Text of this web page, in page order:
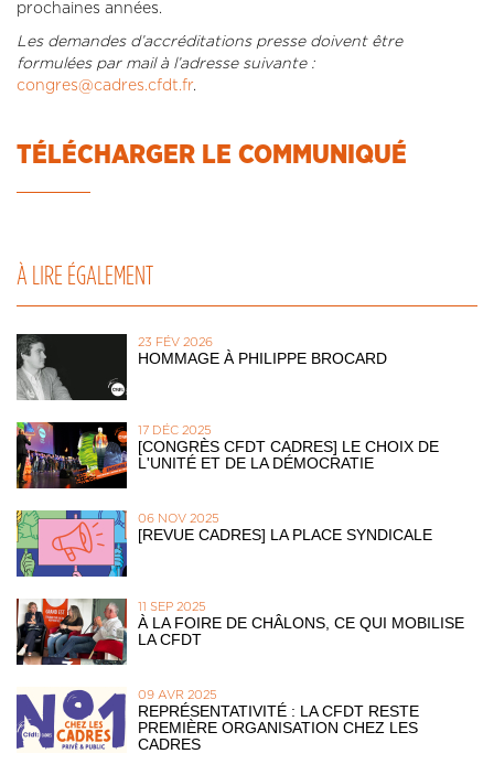
prochaines années.
Les demandes d’accréditations presse doivent être
formulées par mail à l’adresse suivante :
congres@cadres.cfdt.fr.
TÉLÉCHARGER LE COMMUNIQUÉ
À LIRE ÉGALEMENT
23 FÉV 2026
HOMMAGE À PHILIPPE BROCARD
17 DÉC 2025
[CONGRÈS CFDT CADRES] LE CHOIX DE
L'UNITÉ ET DE LA DÉMOCRATIE
06 NOV 2025
[REVUE CADRES] LA PLACE SYNDICALE
11 SEP 2025
À LA FOIRE DE CHÂLONS, CE QUI MOBILISE
LA CFDT
09 AVR 2025
REPRÉSENTATIVITÉ : LA CFDT RESTE
PREMIÈRE ORGANISATION CHEZ LES
CADRES